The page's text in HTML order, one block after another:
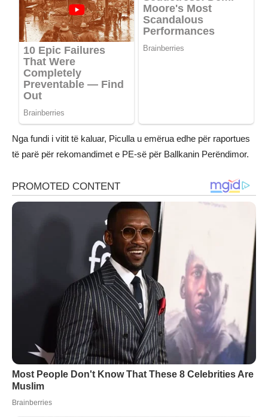
Nga fundi i vitit të kaluar, Piculla u emërua edhe për raportues
të parë për rekomandimet e PE-së për Ballkanin Perëndimor.